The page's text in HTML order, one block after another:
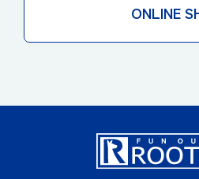
ONLINE